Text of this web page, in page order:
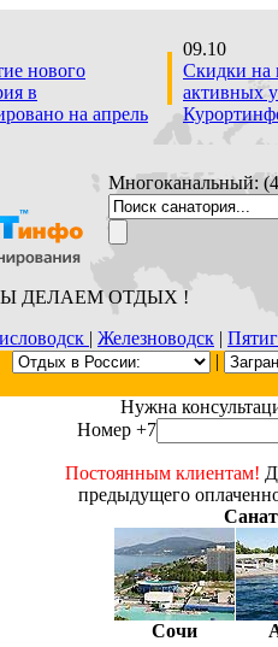
нового
в
на апрель
09.10
Скидки на
активных
Многоканальный:
ДЕЛАЕМ ОТДЫХ !
| Железноводск |
|
Нужна
Номер +7
Постоянным клиентам!
предыдущего
Сочи